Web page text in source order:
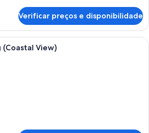
Verificar preços e disponibilidade
Quarto com cama grande, uma
(Coastal View)